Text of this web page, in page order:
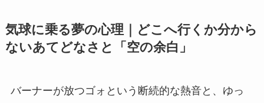
気球に乗る夢の心理｜どこへ行くか分から
ないあてどなさと「空の余白」
バーナーが放つゴォという断続的な熱音と、ゆっ